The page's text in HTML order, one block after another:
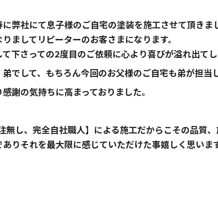
弊社にて息子様のご自宅の塗装を施工させて頂きま
ましてリピーターのお客さまになります。
下さっての2度目のご依頼に心より喜びが溢れ出て
でして、もちろん今回のお父様のご自宅も弟が担当
謝の気持ちに高まっておりました。
無し、完全自社職人】による施工だからこその品質
りそれを最大限に感じていただけた事嬉しく思いま